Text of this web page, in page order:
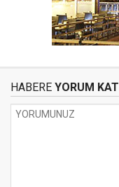
HABERE YORUM KAT